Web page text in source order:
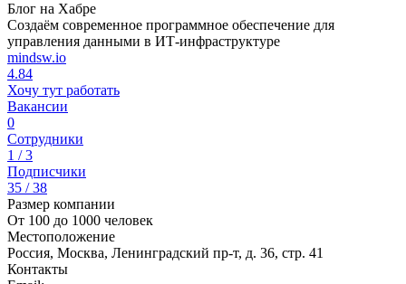
Блог на Хабре
Создаём современное программное обеспечение для
управления данными в ИТ-инфраструктуре
mindsw.io
4.84
Хочу тут работать
Вакансии
0
Сотрудники
1 / 3
Подписчики
35 / 38
Размер компании
От 100 до 1000 человек
Местоположение
Россия, Москва, Ленинградский пр-т, д. 36, стр. 41
Контакты